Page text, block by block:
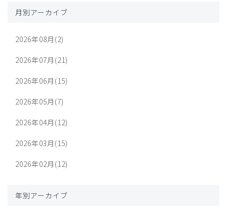
月別アーカイブ
2026年08月(2)
2026年07月(21)
2026年06月(15)
2026年05月(7)
2026年04月(12)
2026年03月(15)
2026年02月(12)
年別アーカイブ